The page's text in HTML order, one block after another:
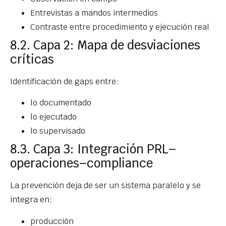
Entrevistas a mandos intermedios
Contraste entre procedimiento y ejecución real
8.2. Capa 2: Mapa de desviaciones
críticas
Identificación de gaps entre:
lo documentado
lo ejecutado
lo supervisado
8.3. Capa 3: Integración PRL–
operaciones–compliance
La prevención deja de ser un sistema paralelo y se
integra en:
producción